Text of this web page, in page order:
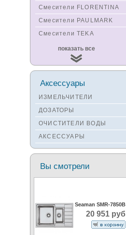
Смесители FLORENTINA
Смесители PAULMARK
Смесители TEKA
Смесители
KUCHENSTERN
Смесители ZORG
Смесители KANTERA
Смесители SEAMAN
Смесители
Zigmund&Shtain
Смесители OULIN
Смесители под бронзу
показать все
Аксессуары
ИЗМЕЛЬЧИТЕЛИ
ДОЗАТОРЫ
ОЧИСТИТЕЛИ ВОДЫ
АКСЕССУАРЫ
Вы смотрели
Seaman SMR-7850B
20 951 руб